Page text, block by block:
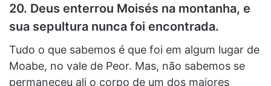
20. Deus enterrou Moisés na montanha, e
sua sepultura nunca foi encontrada.
Tudo o que sabemos é que foi em algum lugar de
Moabe, no vale de Peor. Mas, não sabemos se
permaneceu ali o corpo de um dos maiores